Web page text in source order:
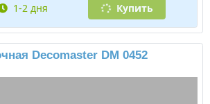
1-2 дня
Купить
Decomaster DM 0452